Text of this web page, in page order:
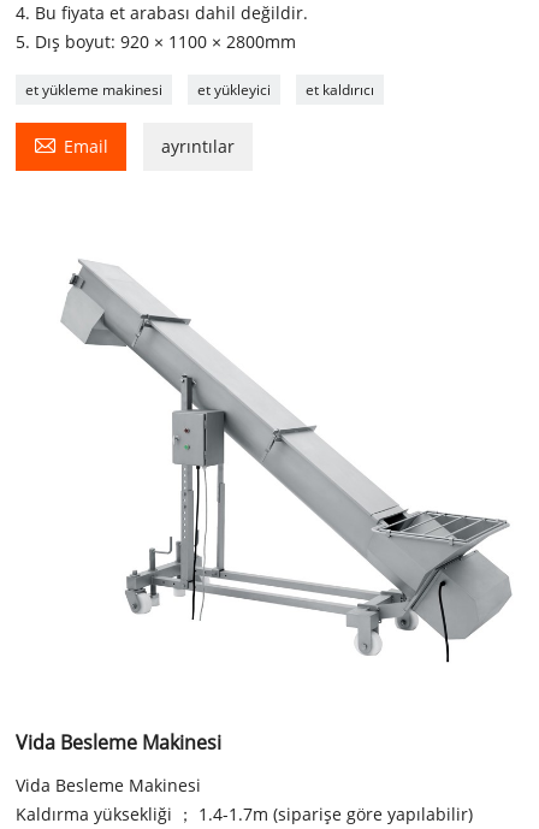
4. Bu fiyata et arabası dahil değildir.
5. Dış boyut: 920 × 1100 × 2800mm
et yükleme makinesi et yükleyici et kaldırıcı
 Email ayrıntılar
Vida Besleme Makinesi
Vida Besleme Makinesi
Kaldırma yüksekliği ； 1.4-1.7m (siparişe göre yapılabilir)